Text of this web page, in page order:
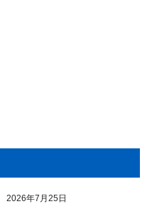
2026年7月25日